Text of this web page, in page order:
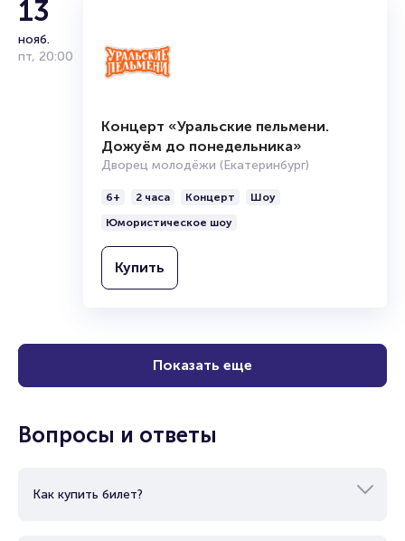
13
нояб.
пт, 20:00
Концерт «Уральские пельмени.
Дожуём до понедельника»
Дворец молодёжи (Екатеринбург)
6+ 2 часа Концерт
Шоу
Юмористическое шоу
Купить
Показать еще
Вопросы и ответы
Как купить билет?